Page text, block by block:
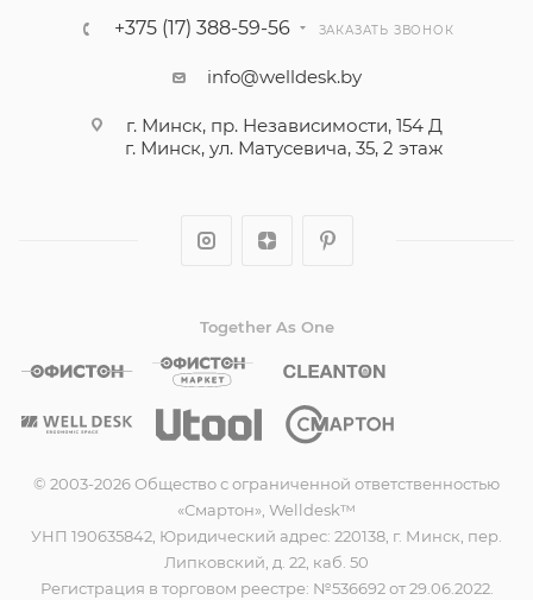
+375 (17) 388-59-56 ЗАКАЗАТЬ ЗВОНОК
info@welldesk.by
г. Минск, пр. Независимости, 154 Д
г. Минск, ул. Матусевича, 35, 2 этаж
Together As One
© 2003-2026 Общество с ограниченной ответственностью
«Смартон», Welldesk™
УНП 190635842, Юридический адрес: 220138, г. Минск, пер.
Липковский, д. 22, каб. 50
Регистрация в торговом реестре: №536692 от 29.06.2022.